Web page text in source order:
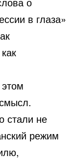
в глаза»
стали не
режим